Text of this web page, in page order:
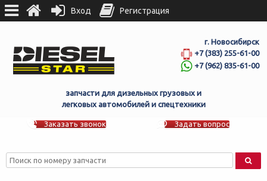
г. Новосибирск
+7 (383) 255-61-00
+7 (962) 835-61-00
запчасти для дизельных грузовых и
легковых автомобилей и спецтехники
Заказать звонок Задать вопрос
Вход Регистрация